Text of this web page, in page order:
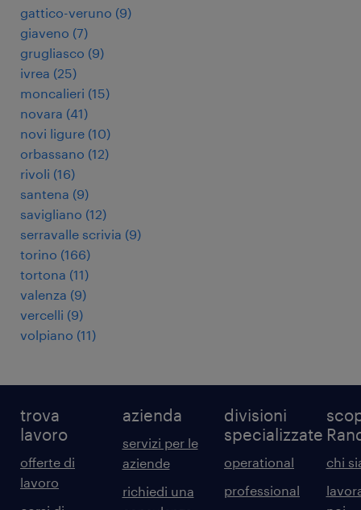
gattico-veruno (9)
giaveno (7)
grugliasco (9)
ivrea (25)
moncalieri (15)
novara (41)
novi ligure (10)
orbassano (12)
rivoli (16)
santena (9)
savigliano (12)
serravalle scrivia (9)
torino (166)
tortona (11)
valenza (9)
vercelli (9)
volpiano (11)
trova
lavoro
offerte di
lavoro
azienda
servizi per le
aziende
richiedi una
divisioni
specializzate
operational
professional
chi